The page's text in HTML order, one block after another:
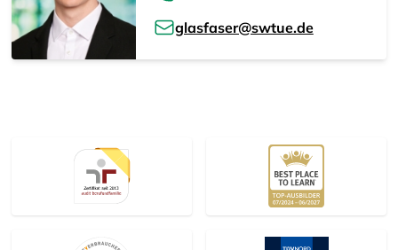
glasfaser@swtue.de